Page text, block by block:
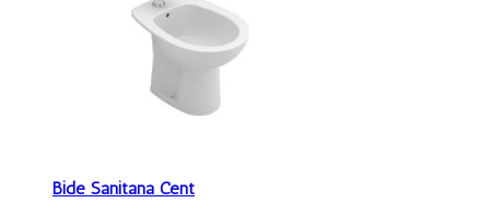
Bidé Sanitana Cent